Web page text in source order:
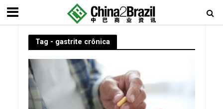
Tag - gastrite crônica